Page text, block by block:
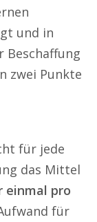
und in
Beschaffung
zwei Punkte
für jede
das Mittel
einmal pro
für